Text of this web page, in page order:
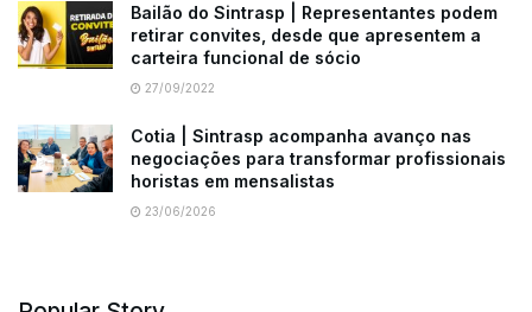
Bailão do Sintrasp | Representantes podem
retirar convites, desde que apresentem a
carteira funcional de sócio
27/09/2022
Cotia | Sintrasp acompanha avanço nas
negociações para transformar profissionais
horistas em mensalistas
23/06/2026